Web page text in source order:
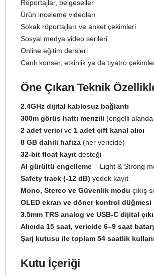
Vlog çekimleri yapanlar:
keşifleri, yaşam tarzı içerikleri gibi
ve güvenilir kullanım sağlar.
Gazeteciler ve saha muhabirleri:
bile güvenli ses kaydı sunar.
desteği büyük kolaylık sağlar.
gecikme sayesinde, sosyal
Eğitimciler ve uzaktan sunum
online dersler ve seminerler için
sunar.
Hangi İçeriklerde
Röportajlar, belgeseller
Ürün inceleme videoları
Sokak röportajları ve anket çekimleri
Online eğitim dersleri